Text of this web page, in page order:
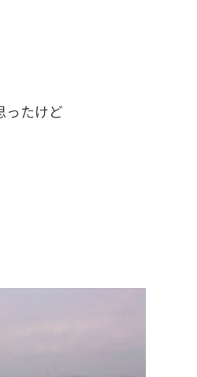
ったけど